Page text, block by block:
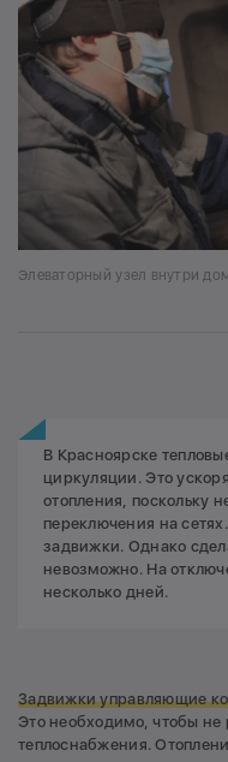
Элеваторный узел внутри
В Красноярске
циркуляции. Это
отопления, поскольку
переключения на
задвижки. Однако
невозможно. На
несколько дней.
Задвижки управляющие
Это необходимо, чтобы не
теплоснабжения.